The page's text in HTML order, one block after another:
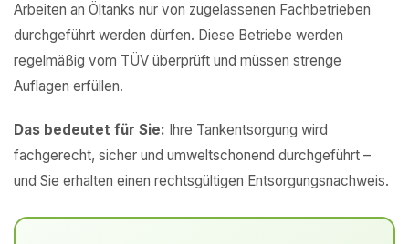
Arbeiten an Öltanks nur von zugelassenen Fachbetrieben
durchgeführt werden dürfen. Diese Betriebe werden
regelmäßig vom TÜV überprüft und müssen strenge
Auflagen erfüllen.
Das bedeutet für Sie: Ihre Tankentsorgung wird
fachgerecht, sicher und umweltschonend durchgeführt –
und Sie erhalten einen rechtsgültigen Entsorgungsnachweis.